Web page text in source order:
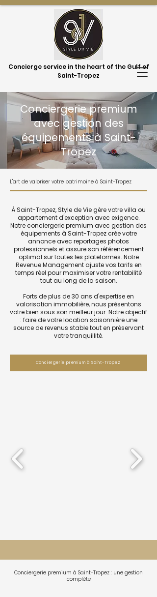
Concierge service in the heart of the Gulf of
Saint-Tropez
Conciergerie premium
avec gestion des
équipements à Saint-
Tropez
L'art de valoriser votre patrimoine à Saint-Tropez
À Saint-Tropez, Style de Vie gère votre villa ou
appartement d'exception avec exigence.
Notre conciergerie premium avec gestion des
équipements à Saint-Tropez crée votre
annonce avec reportages photos
professionnels et assure son référencement
optimal sur toutes les plateformes. Notre
Revenue Management ajuste vos tarifs en
temps réel pour maximiser votre rentabilité
tout au long de la saison.
Forts de plus de 30 ans d'expertise en
valorisation immobilière, nous présentons
votre bien sous son meilleur jour. Notre objectif
: faire de votre location saisonnière une
source de revenus stable tout en préservant
votre tranquillité.
Conciergerie premium à Saint-Tropez
Conciergerie premium à Saint-Tropez : une gestion
complète